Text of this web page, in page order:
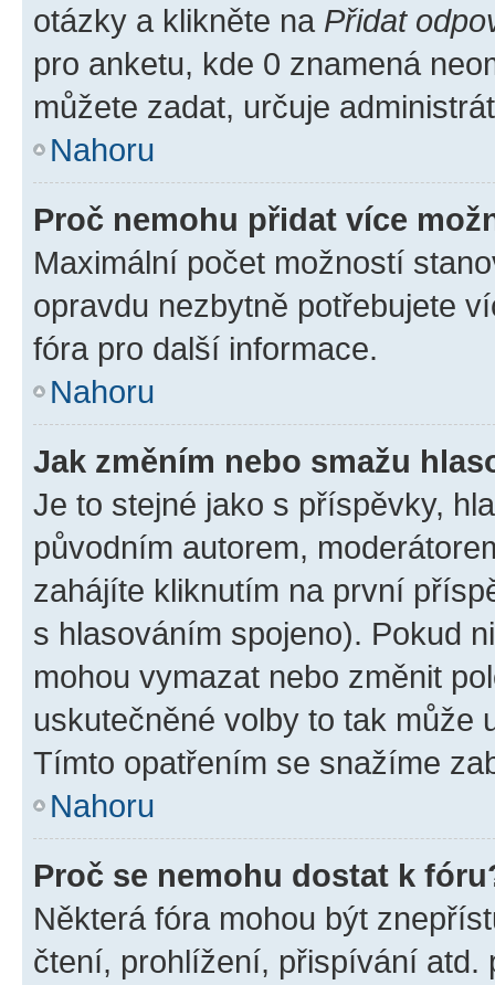
otázky a klikněte na Přidat
pro anketu, kde 0 znamená
můžete zadat, určuje
Nahoru
Proč nemohu přidat více
Maximální počet možností
opravdu nezbytně potřebujete
fóra pro další informace.
Nahoru
Jak změním nebo smažu
Je to stejné jako s příspěvky,
původním autorem,
zahájíte kliknutím na první
s hlasováním spojeno). Pokud
mohou vymazat nebo změnit
uskutečněné volby to tak může
Tímto opatřením se snažíme
Nahoru
Proč se nemohu dostat k
Některá fóra mohou být
čtení, prohlížení, přispívání atd.